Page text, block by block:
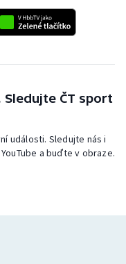
ČT sport
události. Sledujte nás i
a buďte v obraze.